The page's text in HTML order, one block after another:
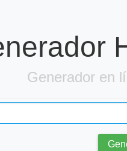
Generador en